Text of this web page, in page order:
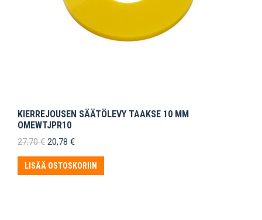
KIERREJOUSEN SÄÄTÖLEVY TAAKSE 10 MM
OMEWTJPR10
27,70€ Alkuperäinen
oli:
27,70 €.
20,78 €Nykyinen
on:
20,78 €.
LISÄÄ OSTOSKORIIN